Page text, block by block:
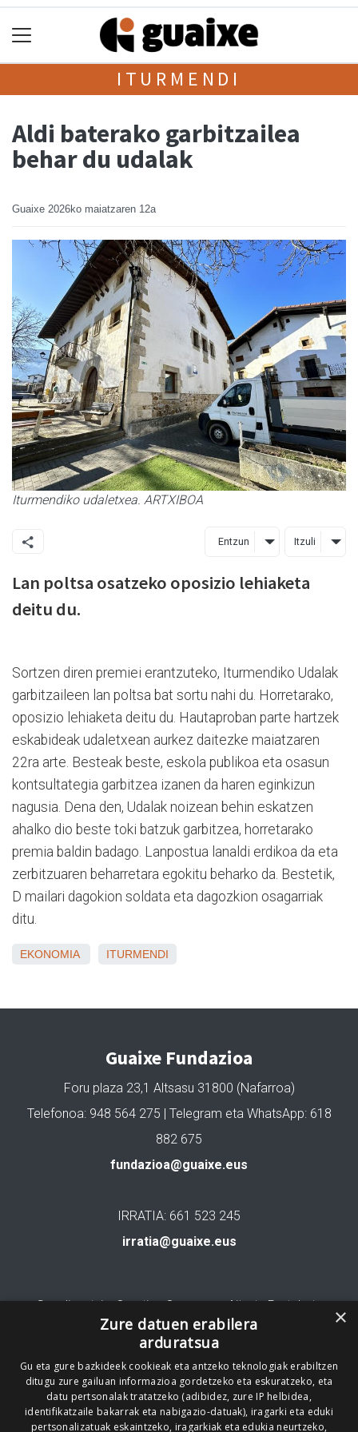
ITURMENDI
Aldi baterako garbitzailea
behar du udalak
Guaixe 2026ko maiatzaren 12a
Iturmendiko udaletxea. ARTXIBOA
Entzun Itzuli
Lan poltsa osatzeko oposizio lehiaketa
deitu du.
Sortzen diren premiei erantzuteko, Iturmendiko Udalak
garbitzaileen lan poltsa bat sortu nahi du. Horretarako,
oposizio lehiaketa deitu du. Hautaproban parte hartzek
eskabideak udaletxean aurkez daitezke maiatzaren
22ra arte. Besteak beste, eskola publikoa eta osasun
kontsultategia garbitzea izanen da haren eginkizun
nagusia. Dena den, Udalak noizean behin eskatzen
ahalko dio beste toki batzuk garbitzea, horretarako
premia baldin badago. Lanpostua lanaldi erdikoa da eta
zerbitzuaren beharretara egokitu beharko da. Bestetik,
D mailari dagokion soldata eta dagozkion osagarriak
ditu.
EKONOMIA ITURMENDI
Guaixe Fundazioa
Foru plaza 23,1 Altsasu 31800 (Nafarroa)
Telefonoa: 948 564 275 | Telegram eta WhatsApp: 618
882 675
fundazioa@guaixe.eus
IRRATIA: 661 523 245
irratia@guaixe.eus
Gure lizentzia: Creative Commons Aitortu Partekatu
Codesyntaxek garatua
×
Zure datuen erabilera
arduratsua
Gu eta gure bazkideek cookieak eta antzeko teknologiak erabiltzen
ditugu zure gailuan informazioa gordetzeko eta eskuratzeko, eta
datu pertsonalak tratatzeko (adibidez, zure IP helbidea,
identifikatzaile bakarrak eta nabigazio-datuak), iragarki eta eduki
pertsonalizatuak eskaintzeko, iragarkiak eta edukia neurtzeko,